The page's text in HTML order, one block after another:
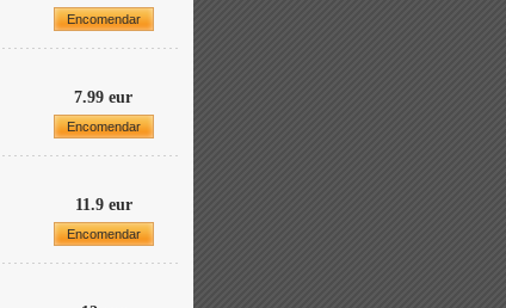
Encomendar
7.99 eur
Encomendar
11.9 eur
Encomendar